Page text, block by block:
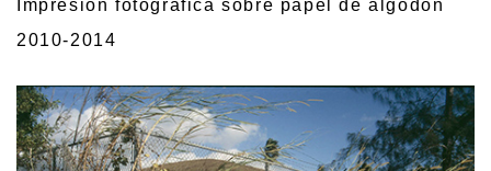
Impresión fotográfica sobre papel de algodón
2010-2014